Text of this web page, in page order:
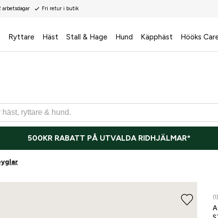
Fri retur i butik
Ryttare Häst Stall & Hage Hund Käpphäst Hööks
500KR RABATT PÅ UTVALDA RIDHJÄLMAR*
(1)